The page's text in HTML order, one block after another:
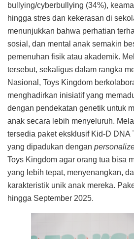
bullying/cyberbullying (34%),
hingga stres dan kekerasan di
menunjukkan bahwa perhatian
sosial, dan mental anak semakin
pemenuhan fisik atau akademik.
tersebut, sekaligus dalam rangka
Nasional, Toys Kingdom
menghadirkan inisiatif yang
dengan pendekatan genetik untuk
anak secara lebih menyeluruh.
tersedia paket eksklusif Kid-D DNA
yang dipadukan dengan
Toys Kingdom agar orang tua bisa
yang lebih tepat, menyenangkan,
karakteristik unik anak mereka.
hingga September 2025.